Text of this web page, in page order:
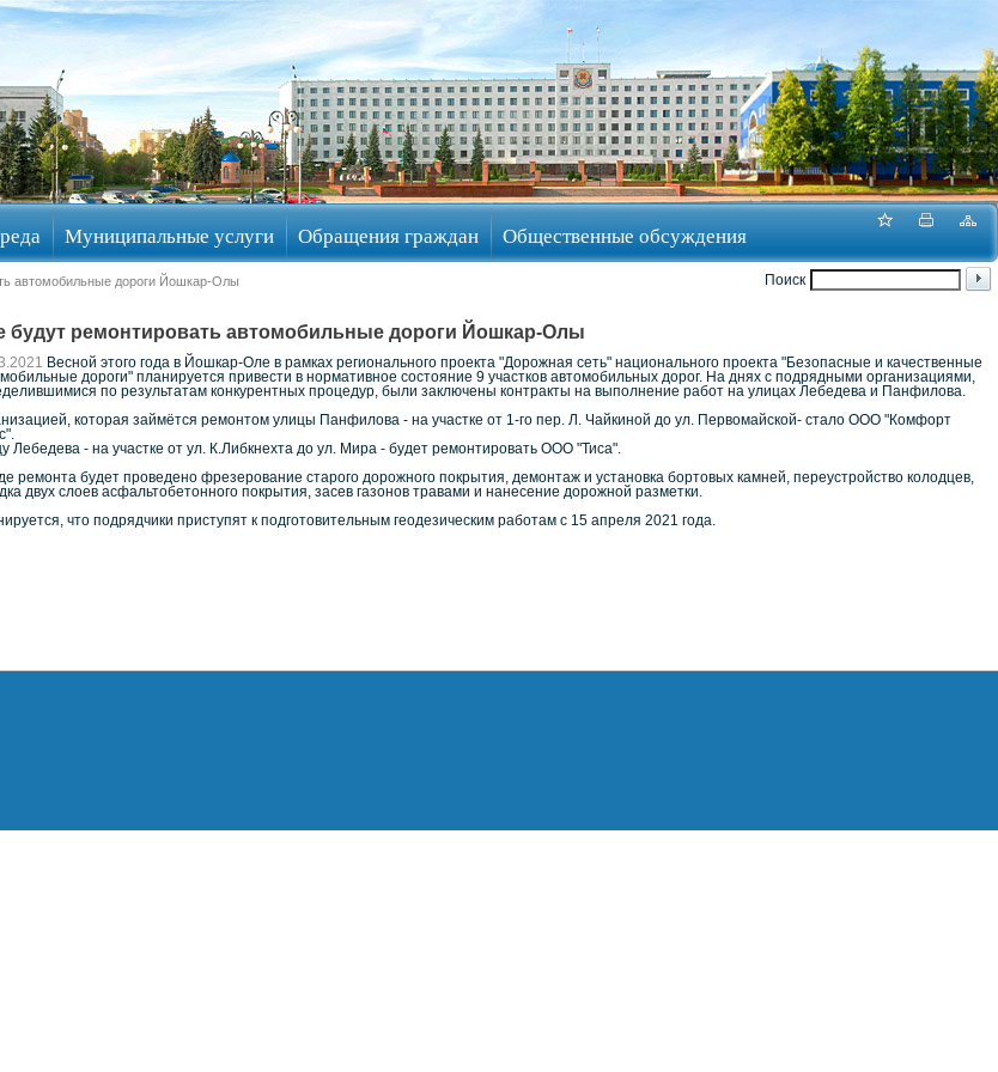
Муниципальные услуги Обращения граждан Общественные обсуждения
Поиск
автомобильные дороги Йошкар-Олы
будут ремонтировать автомобильные дороги Йошкар-Олы
Весной этого года в Йошкар-Оле в рамках регионального проекта "Дорожная сеть" национального проекта "Безопасные и качественные
дороги" планируется привести в нормативное состояние 9 участков автомобильных дорог. На днях с подрядными организациями,
по результатам конкурентных процедур, были заключены контракты на выполнение работ на улицах Лебедева и Панфилова.
которая займётся ремонтом улицы Панфилова - на участке от 1-го пер. Л. Чайкиной до ул. Первомайской- стало ООО "Комфорт
Лебедева - на участке от ул. К.Либкнехта до ул. Мира - будет ремонтировать ООО "Тиса".
ремонта будет проведено фрезерование старого дорожного покрытия, демонтаж и установка бортовых камней, переустройство колодцев,
двух слоев асфальтобетонного покрытия, засев газонов травами и нанесение дорожной разметки.
что подрядчики приступят к подготовительным геодезическим работам с 15 апреля 2021 года.